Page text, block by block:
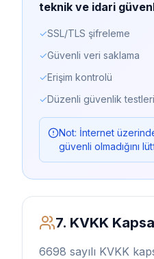
teknik ve idari
✓SSL/TLS şifreleme
✓Güvenli veri saklama
✓Erişim kontrolü
✓Düzenli güvenlik testleri
Not: İnternet
güvenli olmadığını
7. KVKK
6698 sayılı KVKK